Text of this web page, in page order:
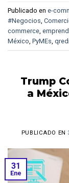
Publicado en e-
#Negocios
commerce
México PyMEs
Trump
a
PUBLICADO EN
31
Ene